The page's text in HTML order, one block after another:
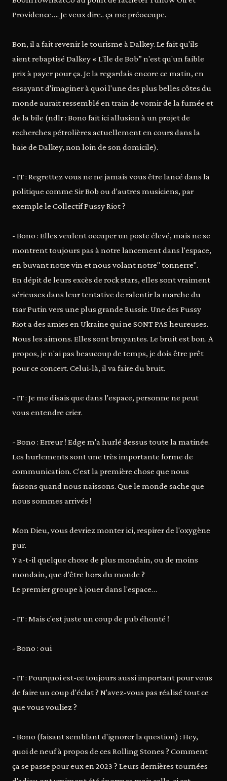
Providence…. Je veux dire.. ça me préoccupe.
Bon, il a fait revenir le tourisme à Dalkey. Le fait qu'ils
aient rebaptisé Dalkey « L'île de Bob” n'est qu'un faible
prix à payer pour ça. Je la regardais encore ce matin, en
essayant d'imaginer à quoi l'une des plus belles côtes du
monde aurait ressemblé en train de vomir de la fumée et
de la bile (ndlr : Bono fait ici allusion à un projet de
recherches pétrolières actuellement en cours dans la
baie de Dalkey, non loin de son domicile).
- IT : Regrettez vous ne ne jamais vous être lancé dans la
politique comme Sir Bob ou d'autres musiciens, par
exemple le Collectif Pussy Riot ?
- Bono : Elles veulent occuper un poste élevé, mais ne se
montrent toujours pas à notre lancement dans l'espace,
en buvant notre vin et nous volant notre" tonnerre".
En dépit de leurs excès de rock stars, elles sont vraiment
sérieuses dans leur tentative de ralentir la marche du
tsar Putin vers une plus grande Russie. Une des Pussy
Riot a des amies en Ukraine qui ne SONT PAS heureuses.
Nous les aimons. Elles sont bruyantes. Le bruit est bon. A
propos, je n'ai pas beaucoup de temps, je dois être prêt
pour ce concert. Celui-là, il va faire du bruit.
- IT : Je me disais que dans l'espace, personne ne peut
vous entendre crier.
- Bono : Erreur ! Edge m'a hurlé dessus toute la matinée.
Les hurlements sont une très importante forme de
communication. C'est la première chose que nous
faisons quand nous naissons. Que le monde sache que
nous sommes arrivés !
Mon Dieu, vous devriez monter ici, respirer de l'oxygène
pur.
Y a-t-il quelque chose de plus mondain, ou de moins
mondain, que d'être hors du monde ?
Le premier groupe à jouer dans l'espace…
- IT : Mais c'est juste un coup de pub éhonté !
- Bono : oui
- IT : Pourquoi est-ce toujours aussi important pour vous
de faire un coup d'éclat ? N'avez-vous pas réalisé tout ce
que vous vouliez ?
- Bono (faisant semblant d'ignorer la question) : Hey,
quoi de neuf à propos de ces Rolling Stones ? Comment
ça se passe pour eux en 2023 ? Leurs dernières tournées